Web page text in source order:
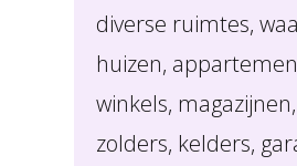
diverse ruimtes,
huizen,
winkels, magazijnen,
zolders, kelders,